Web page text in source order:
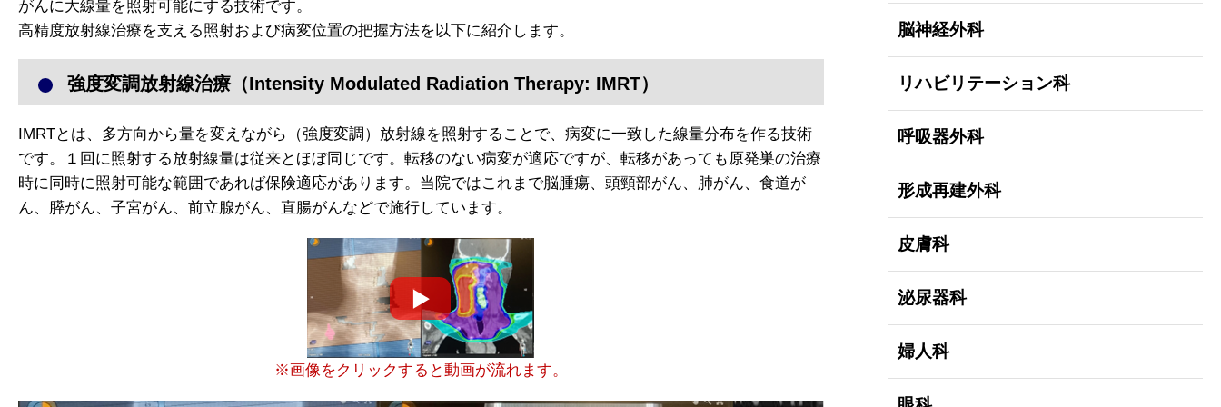
がんに大線量を照射可能にする技術です。
高精度放射線治療を支える照射および病変位置の把握方法を以下に紹介します。
強度変調放射線治療（Intensity Modulated Radiation Therapy: IMRT）
IMRTとは、多方向から量を変えながら（強度変調）放射線を照射することで、病変に一致した線量分布を作る技術
です。１回に照射する放射線量は従来とほぼ同じです。転移のない病変が適応ですが、転移があっても原発巣の治療
時に同時に照射可能な範囲であれば保険適応があります。当院ではこれまで脳腫瘍、頭頸部がん、肺がん、食道が
ん、膵がん、子宮がん、前立腺がん、直腸がんなどで施行しています。
※画像をクリックすると動画が流れます。
脳神経外科
リハビリテーション科
呼吸器外科
形成再建外科
皮膚科
泌尿器科
婦人科